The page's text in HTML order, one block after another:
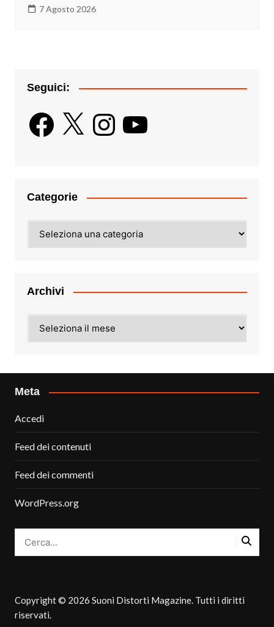
7 Agosto 2026
Seguici:
Facebook
X InstagramYouTube
Categorie
Archivi
Meta
Accedi
Feed dei contenuti
Feed dei commenti
WordPress.org
Copyright © 2026 Suoni Distorti Magazine. Tutti i diritti
riservati.